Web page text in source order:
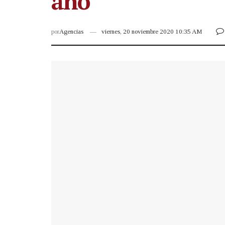
porAgencias viernes, 20 noviembre 2020 10:35 AM